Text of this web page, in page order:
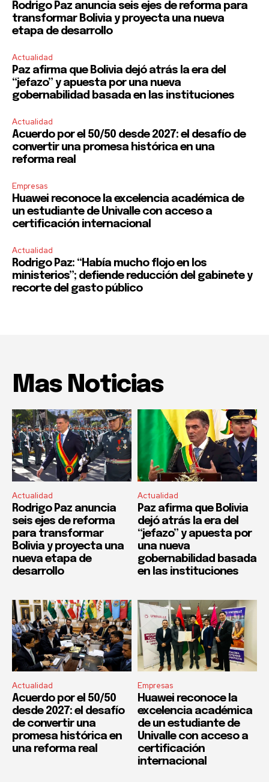
Rodrigo Paz anuncia seis ejes de reforma para
transformar Bolivia y proyecta una nueva
etapa de desarrollo
Actualidad
Paz afirma que Bolivia dejó atrás la era del
“jefazo” y apuesta por una nueva
gobernabilidad basada en las instituciones
Actualidad
Acuerdo por el 50/50 desde 2027: el desafío de
convertir una promesa histórica en una
reforma real
Empresas
Huawei reconoce la excelencia académica de
un estudiante de Univalle con acceso a
certificación internacional
Actualidad
Rodrigo Paz: “Había mucho flojo en los
ministerios”; defiende reducción del gabinete y
recorte del gasto público
Mas Noticias
Actualidad
Rodrigo Paz anuncia
seis ejes de reforma
para transformar
Bolivia y proyecta una
nueva etapa de
desarrollo
Actualidad
Paz afirma que Bolivia
dejó atrás la era del
“jefazo” y apuesta por
una nueva
gobernabilidad basada
en las instituciones
Actualidad
Acuerdo por el 50/50
desde 2027: el desafío
de convertir una
promesa histórica en
una reforma real
Empresas
Huawei reconoce la
excelencia académica
de un estudiante de
Univalle con acceso a
certificación
internacional